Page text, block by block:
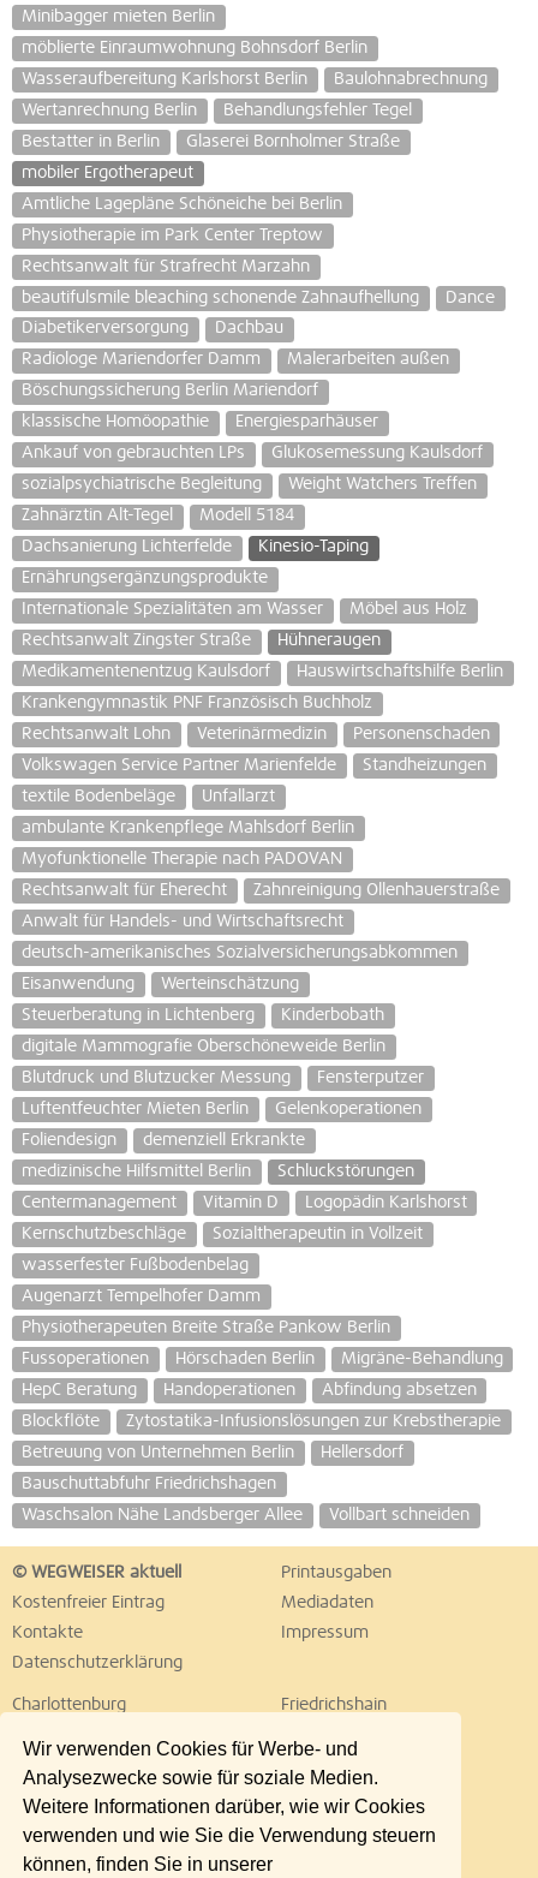
Wir verwenden Cookies für Werbe- und
Analysezwecke sowie für soziale Medien.
Weitere Informationen darüber, wie wir Cookies
verwenden und wie Sie die Verwendung steuern
können, finden Sie in unserer
Minibagger mieten Berlin
möblierte Einraumwohnung Bohnsdorf Berlin
Wasseraufbereitung Karlshorst Berlin
Baulohnabrechnung
Wertanrechnung Berlin
Behandlungsfehler Tegel
Bestatter in Berlin
Glaserei Bornholmer Straße
mobiler Ergotherapeut
Amtliche Lagepläne Schöneiche bei Berlin
Physiotherapie im Park Center Treptow
Rechtsanwalt für Strafrecht Marzahn
beautifulsmile bleaching schonende Zahnaufhellung
Dance
Diabetikerversorgung
Dachbau
Radiologe Mariendorfer Damm
Malerarbeiten außen
Böschungssicherung Berlin Mariendorf
klassische Homöopathie
Energiesparhäuser
Ankauf von gebrauchten LPs
Glukosemessung Kaulsdorf
sozialpsychiatrische Begleitung
Weight Watchers Treffen
Zahnärztin Alt-Tegel
Modell 5184
Dachsanierung Lichterfelde
Kinesio-Taping
Ernährungsergänzungsprodukte
Internationale Spezialitäten am Wasser
Möbel aus Holz
Rechtsanwalt Zingster Straße
Hühneraugen
Medikamentenentzug Kaulsdorf
Hauswirtschaftshilfe Berlin
Krankengymnastik PNF Französisch Buchholz
Rechtsanwalt Lohn
Veterinärmedizin
Personenschaden
Volkswagen Service Partner Marienfelde
Standheizungen
textile Bodenbeläge
Unfallarzt
ambulante Krankenpflege Mahlsdorf Berlin
Myofunktionelle Therapie nach PADOVAN
Rechtsanwalt für Eherecht
Zahnreinigung Ollenhauerstraße
Anwalt für Handels- und Wirtschaftsrecht
deutsch-amerikanisches Sozialversicherungsabkommen
Eisanwendung
Werteinschätzung
Steuerberatung in Lichtenberg
Kinderbobath
digitale Mammografie Oberschöneweide Berlin
Blutdruck und Blutzucker Messung
Fensterputzer
Luftentfeuchter Mieten Berlin
Gelenkoperationen
Foliendesign
demenziell Erkrankte
medizinische Hilfsmittel Berlin
Schluckstörungen
Centermanagement
Vitamin D
Logopädin Karlshorst
Kernschutzbeschläge
Sozialtherapeutin in Vollzeit
wasserfester Fußbodenbelag
Augenarzt Tempelhofer Damm
Physiotherapeuten Breite Straße Pankow Berlin
Fussoperationen
Hörschaden Berlin
Migräne-Behandlung
HepC Beratung
Handoperationen
Abfindung absetzen
Blockflöte
Zytostatika-Infusionslösungen zur Krebstherapie
Betreuung von Unternehmen Berlin
Hellersdorf
Bauschuttabfuhr Friedrichshagen
Waschsalon Nähe Landsberger Allee
Vollbart schneiden
© WEGWEISER aktuell
Printausgaben
Kostenfreier Eintrag
Mediadaten
Kontakte
Impressum
Datenschutzerklärung
Charlottenburg
Friedrichshain
Lichtenberg
Marzahn
Neukölln
Pankow